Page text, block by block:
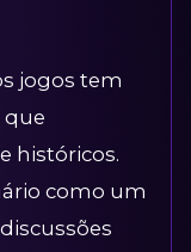
jogos tem
que
históricos.
como um